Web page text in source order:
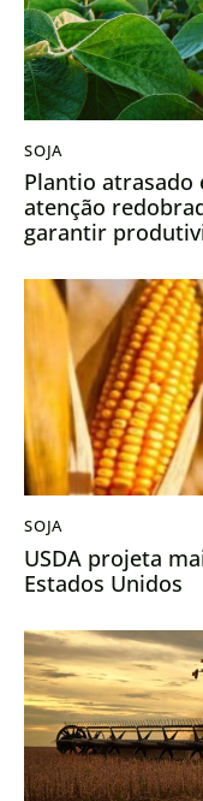
SOJA
Plantio atrasado
atenção
garantir
SOJA
USDA projeta
Estados Unidos